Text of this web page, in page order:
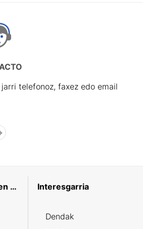
telefonoz, faxez edo email
Kontratatzailearen profila Interesgarria
Dendak